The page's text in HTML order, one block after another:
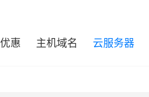
惠 主机域名 云服务器